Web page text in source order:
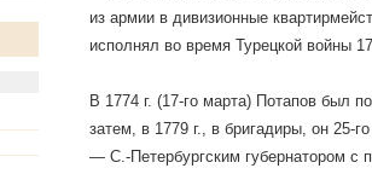
из армии в дивизионные
исполнял во время Турецкой войны
В 1774 г. (17-го марта) Потапов был
затем, в 1779 г., в бригадиры, он 25-
— С.-Петербургским губернатором с